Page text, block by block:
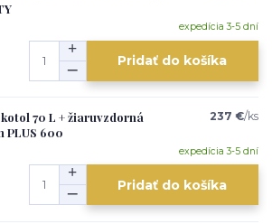
expedícia 3-5 dní
Pridať do košíka
70 L + žiaruvzdorná
PLUS 600
237 €/ks
expedícia 3-5 dní
Pridať do košíka